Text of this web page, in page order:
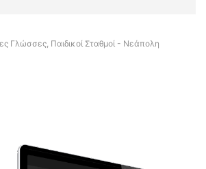
Γλώσσες, Παιδικοί Σταθμοί - Νεάπολη